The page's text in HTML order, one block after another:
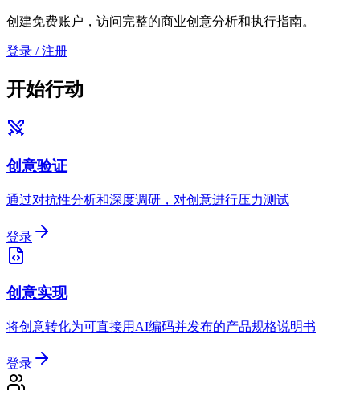
创建免费账户，访问完整的商业创意分析和执行指南。
登录 / 注册
开始行动
创意验证
通过对抗性分析和深度调研，对创意进行压力测试
登录
创意实现
将创意转化为可直接用AI编码并发布的产品规格说明书
登录